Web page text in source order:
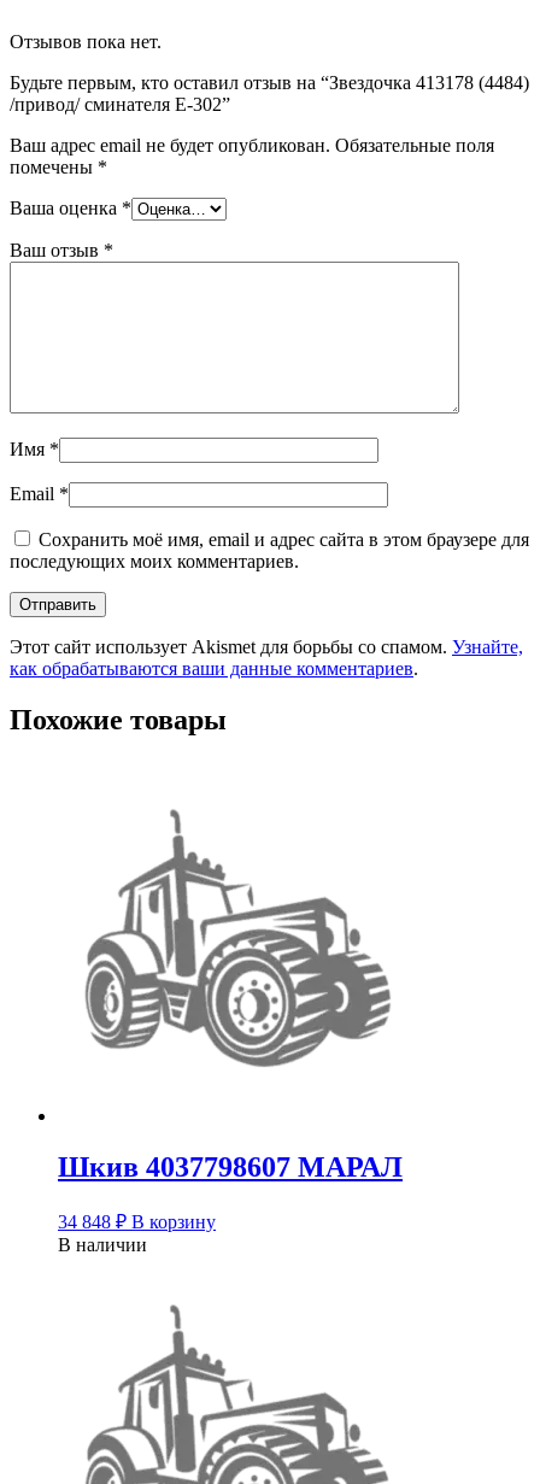
Отзывов пока нет.
Будьте первым, кто оставил отзыв на “Звездочка 413178 (4484)
/привод/ сминателя Е-302”
Ваш адрес email не будет опубликован. Обязательные поля
помечены *
Ваша оценка *
Ваш отзыв *
Имя *
Email *
Сохранить моё имя, email и адрес сайта в этом браузере для
последующих моих комментариев.
Этот сайт использует Akismet для борьбы со спамом. Узнайте,
как обрабатываются ваши данные комментариев.
Похожие товары
Шкив 4037798607 МАРАЛ
34 848 ₽ В корзину
В наличии